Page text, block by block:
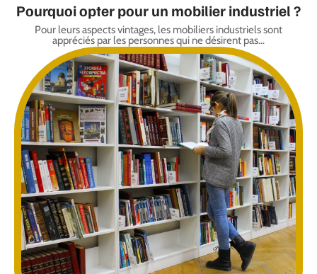
Pourquoi opter pour un mobilier industriel ?
Pour leurs aspects vintages, les mobiliers industriels sont
appréciés par les personnes qui ne désirent pas…